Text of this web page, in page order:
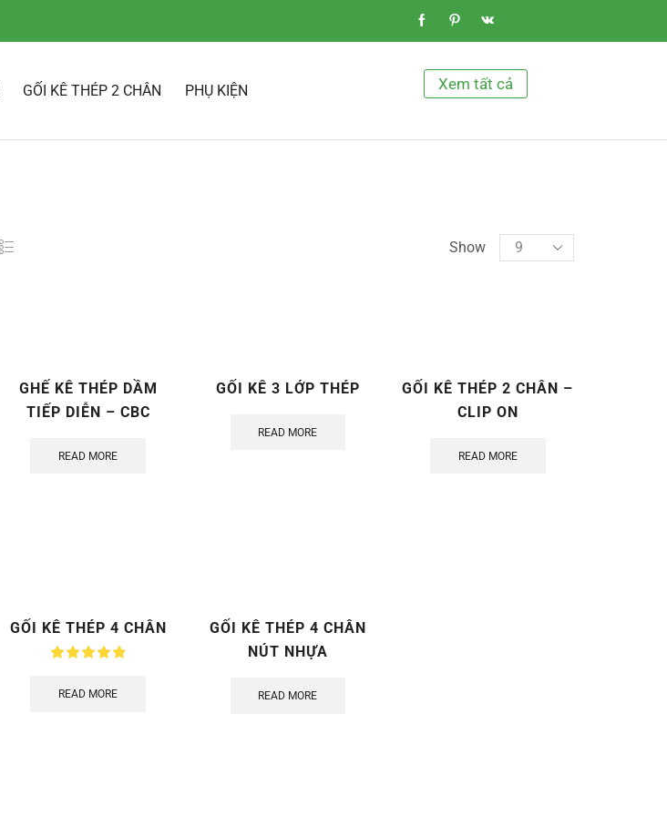
GỐI KÊ THÉP 2 CHÂN PHỤ KIỆN Xem tất cả
Show
GHẾ KÊ THÉP DẦM
TIẾP DIỄN – CBC
READ MORE
GỐI KÊ 3 LỚP THÉP
READ MORE
GỐI KÊ THÉP 2 CHÂN –
CLIP ON
READ MORE
GỐI KÊ THÉP 4 CHÂN
READ MORE
GỐI KÊ THÉP 4 CHÂN
NÚT NHỰA
READ MORE